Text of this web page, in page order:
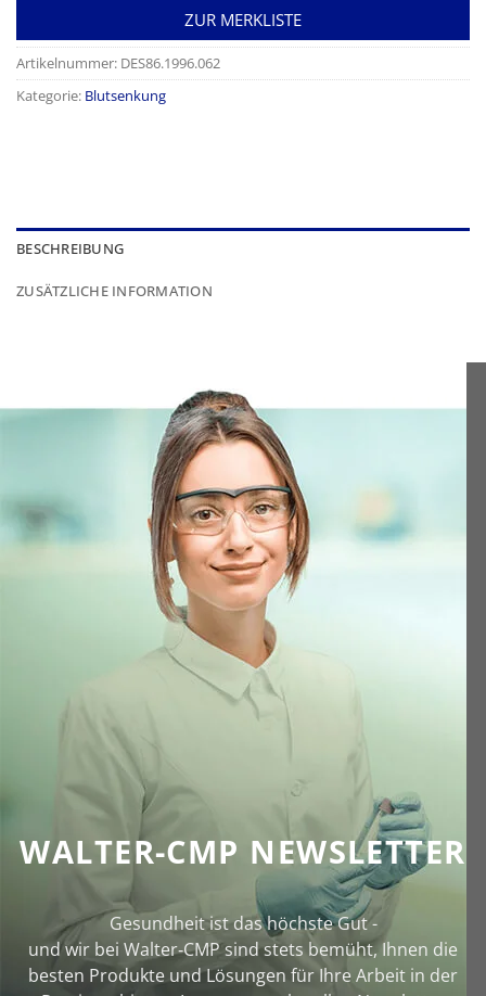
ZUR MERKLISTE
Artikelnummer: DES86.1996.062
Kategorie: Blutsenkung
BESCHREIBUNG
ZUSÄTZLICHE INFORMATION
WALTER-CMP NEWSLETTER
Gesundheit ist das höchste Gut -
und wir bei Walter‑CMP sind stets bemüht, Ihnen die
besten Produkte und Lösungen für Ihre Arbeit in der